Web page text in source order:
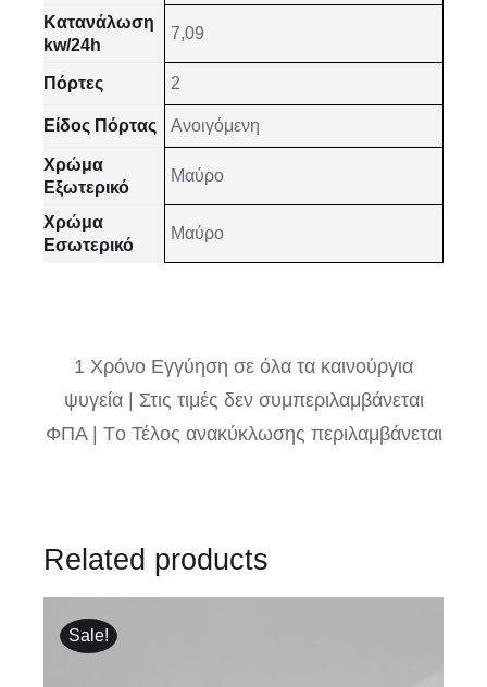
Κατανάλωση
kw/24h
7,09
Πόρτες 2
Είδος Πόρτας Ανοιγόμενη
Χρώμα
Εξωτερικό
Μαύρο
Χρώμα
Εσωτερικό
Μαύρο
1 Χρόνο Εγγύηση σε όλα τα καινούργια
ψυγεία | Στις τιμές δεν συμπεριλαμβάνεται
ΦΠΑ | Tο Τέλος ανακύκλωσης περιλαμβάνεται
Related products
Sale!